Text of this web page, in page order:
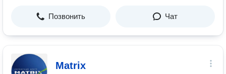
Позвонить Чат
Matrix